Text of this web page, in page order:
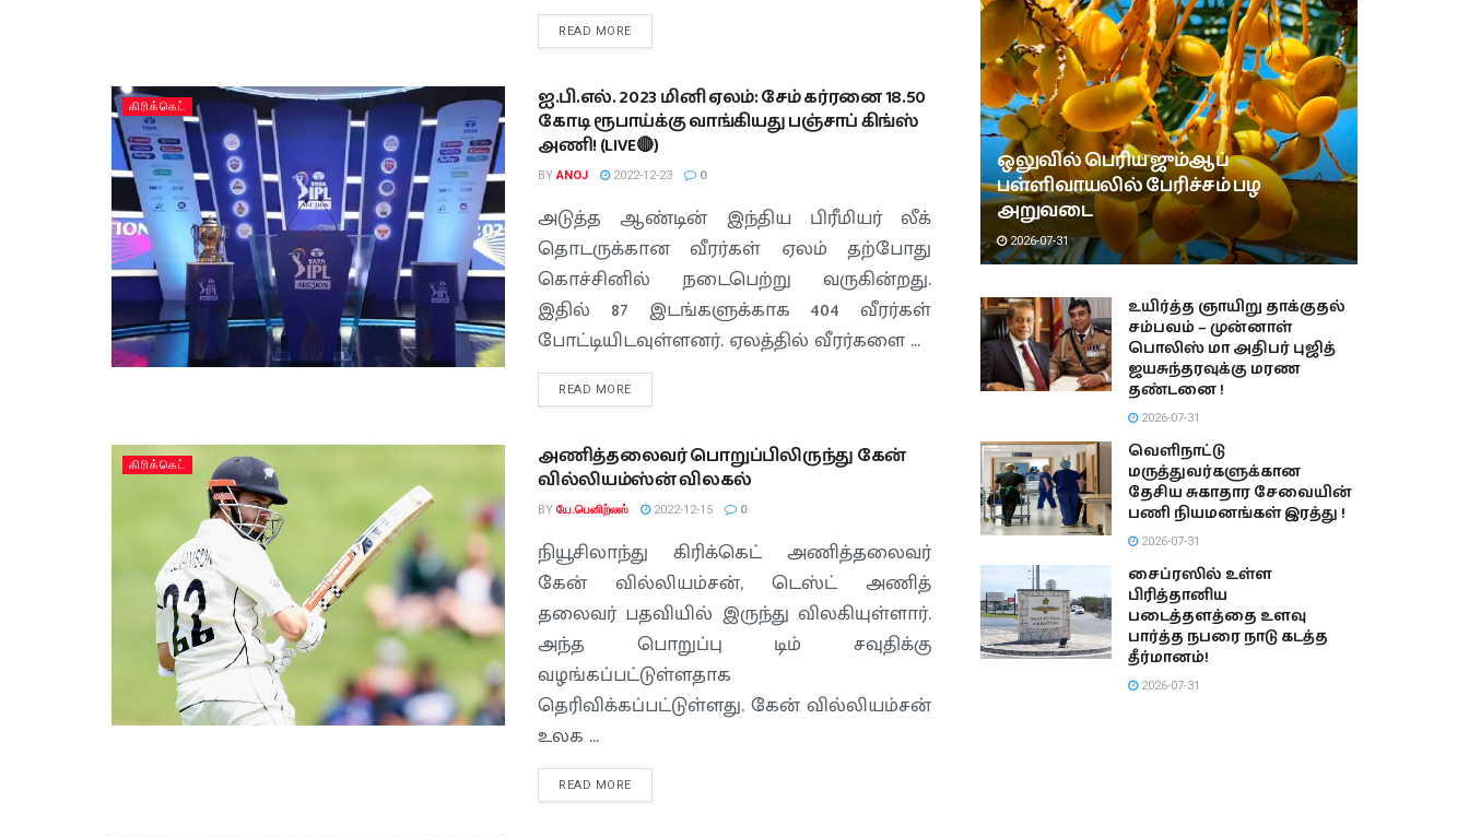
READ MORE
கிரிக்கெட்
ஐ.பி.எல். 2023 மினி ஏலம்: சேம் கர்ரனை 18.50
கோடி ரூபாய்க்கு வாங்கியது பஞ்சாப் கிங்ஸ்
அணி! (LIVE🔴)
BY ANOJ 2022-12-23 0
அடுத்த ஆண்டின் இந்திய பிரீமியர் லீக்
தொடருக்கான வீரர்கள் ஏலம் தற்போது
கொச்சினில் நடைபெற்று வருகின்றது.
இதில் 87 இடங்களுக்காக 404 வீரர்கள்
போட்டியிடவுள்ளனர். ஏலத்தில் வீரர்களை ...
READ MORE
கிரிக்கெட்
அணித்தலைவர் பொறுப்பிலிருந்து கேன்
வில்லியம்ஸ்ன் விலகல்
BY யே.பெனிற்லஸ் 2022-12-15 0
நியூசிலாந்து கிரிக்கெட் அணித்தலைவர்
கேன் வில்லியம்சன், டெஸ்ட் அணித்
தலைவர் பதவியில் இருந்து விலகியுள்ளார்.
அந்த பொறுப்பு டிம் சவுதிக்கு
வழங்கப்பட்டுள்ளதாக
தெரிவிக்கப்பட்டுள்ளது. கேன் வில்லியம்சன்
உலக ...
READ MORE
ஒலுவில் பெரிய ஜும்ஆப்
பள்ளிவாயலில் பேரிச்சம் பழ
அறுவடை
2026-07-31
உயிர்த்த ஞாயிறு தாக்குதல்
சம்பவம் – முன்னாள்
பொலிஸ் மா அதிபர் புஜித்
ஜயசுந்தரவுக்கு மரண
தண்டனை !
2026-07-31
வெளிநாட்டு
மருத்துவர்களுக்கான
தேசிய சுகாதார சேவையின்
பணி நியமனங்கள் இரத்து !
2026-07-31
சைப்ரஸில் உள்ள
பிரித்தானிய
படைத்தளத்தை உளவு
பார்த்த நபரை நாடு கடத்த
தீர்மானம்!
2026-07-31